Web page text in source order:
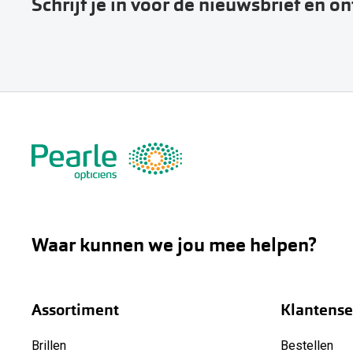
Schrijf je in voor de nieuwsbrief en
Waar kunnen we jou mee helpen?
Assortiment
Brillen Bestellen